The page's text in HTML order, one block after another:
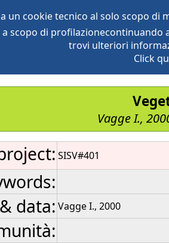
un cookie tecnico al solo scopo di
scopo di
trovi ulteriori
Click
vegetation global db
Vagge I.,
SISV#401
data: Vagge I., 2000